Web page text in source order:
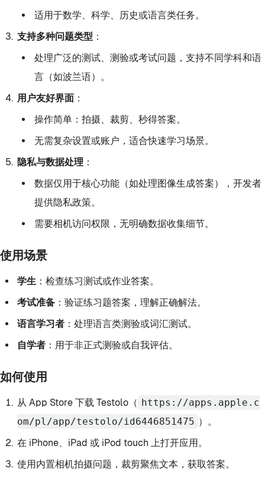
适用于数学、科学、历史或语言类任务。
支持多种问题类型 ：
处理广泛的测试、测验或考试问题，支持不同学科和语
言（如波兰语）。
用户友好界面：
操作简单：拍摄、裁剪、秒得答案。
无需复杂设置或账户，适合快速学习场景。
隐私与数据处理 ：
数据仅用于核心功能（如处理图像生成答案），开发者
提供隐私政策。
需要相机访问权限，无明确数据收集细节。
使用场景
学生：检查练习测试或作业答案。
考试准备：验证练习题答案，理解正确解法。
语言学习者：处理语言类测验或词汇测试。
自学者：用于非正式测验或自我评估。
如何使用
从 App Store 下载 Testolo（ https://apps.apple.c
om/pl/app/testolo/id6446851475 ）。
在 iPhone、iPad 或 iPod touch 上打开应用。
使用内置相机拍摄问题，裁剪聚焦文本，获取答案。